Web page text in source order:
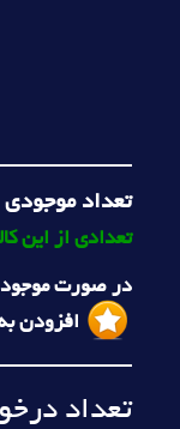
تعداد موجودی
تعدادی از این
در صورت
افزودن
تعداد